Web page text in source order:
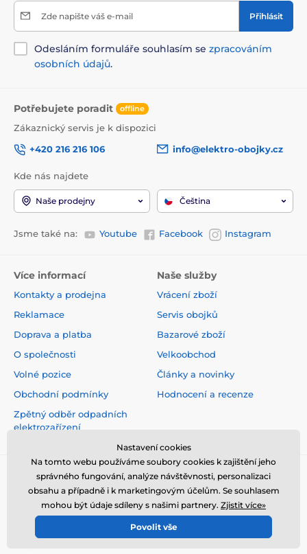
Zde napište váš e-mail Přihlásit
Odesláním formuláře souhlasím se zpracováním
osobních údajů.
Potřebujete poradit offline
Zákaznický servis je k dispozici
+420 216 216 106
info@elektro-obojky.cz
Kde nás najdete
Naše prodejny Čeština
Jsme také na: Youtube Facebook Instagram
Více informací
Kontakty a prodejna
Reklamace
Doprava a platba
O společnosti
Volné pozice
Obchodní podmínky
Zpětný odběr odpadních
elektrozařízení
Naše služby
Vrácení zboží
Servis obojků
Bazarové zboží
Velkoobchod
Články a novinky
Hodnocení a recenze
© 2026 www.elektro-obojky.cz ⦁ E-shop vytvořila
Nastavení cookies
Na tomto webu používáme soubory cookies k zajištění jeho
správného fungování, analýze návštěvnosti, personalizaci
obsahu a případně i k marketingovým účelům. Se souhlasem
mohou být údaje sdíleny s našimi partnery. Zjistit více»
Povolit vše